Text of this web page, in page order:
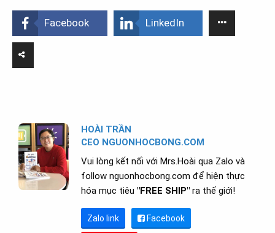
Facebook LinkedIn
HOÀI TRẦN
CEO NGUONHOCBONG.COM
Vui lòng kết nối với Mrs.Hoài qua Zalo và
follow nguonhocbong.com để hiện thực
hóa mục tiêu "FREE SHIP" ra thế giới!
Zalo link Facebook